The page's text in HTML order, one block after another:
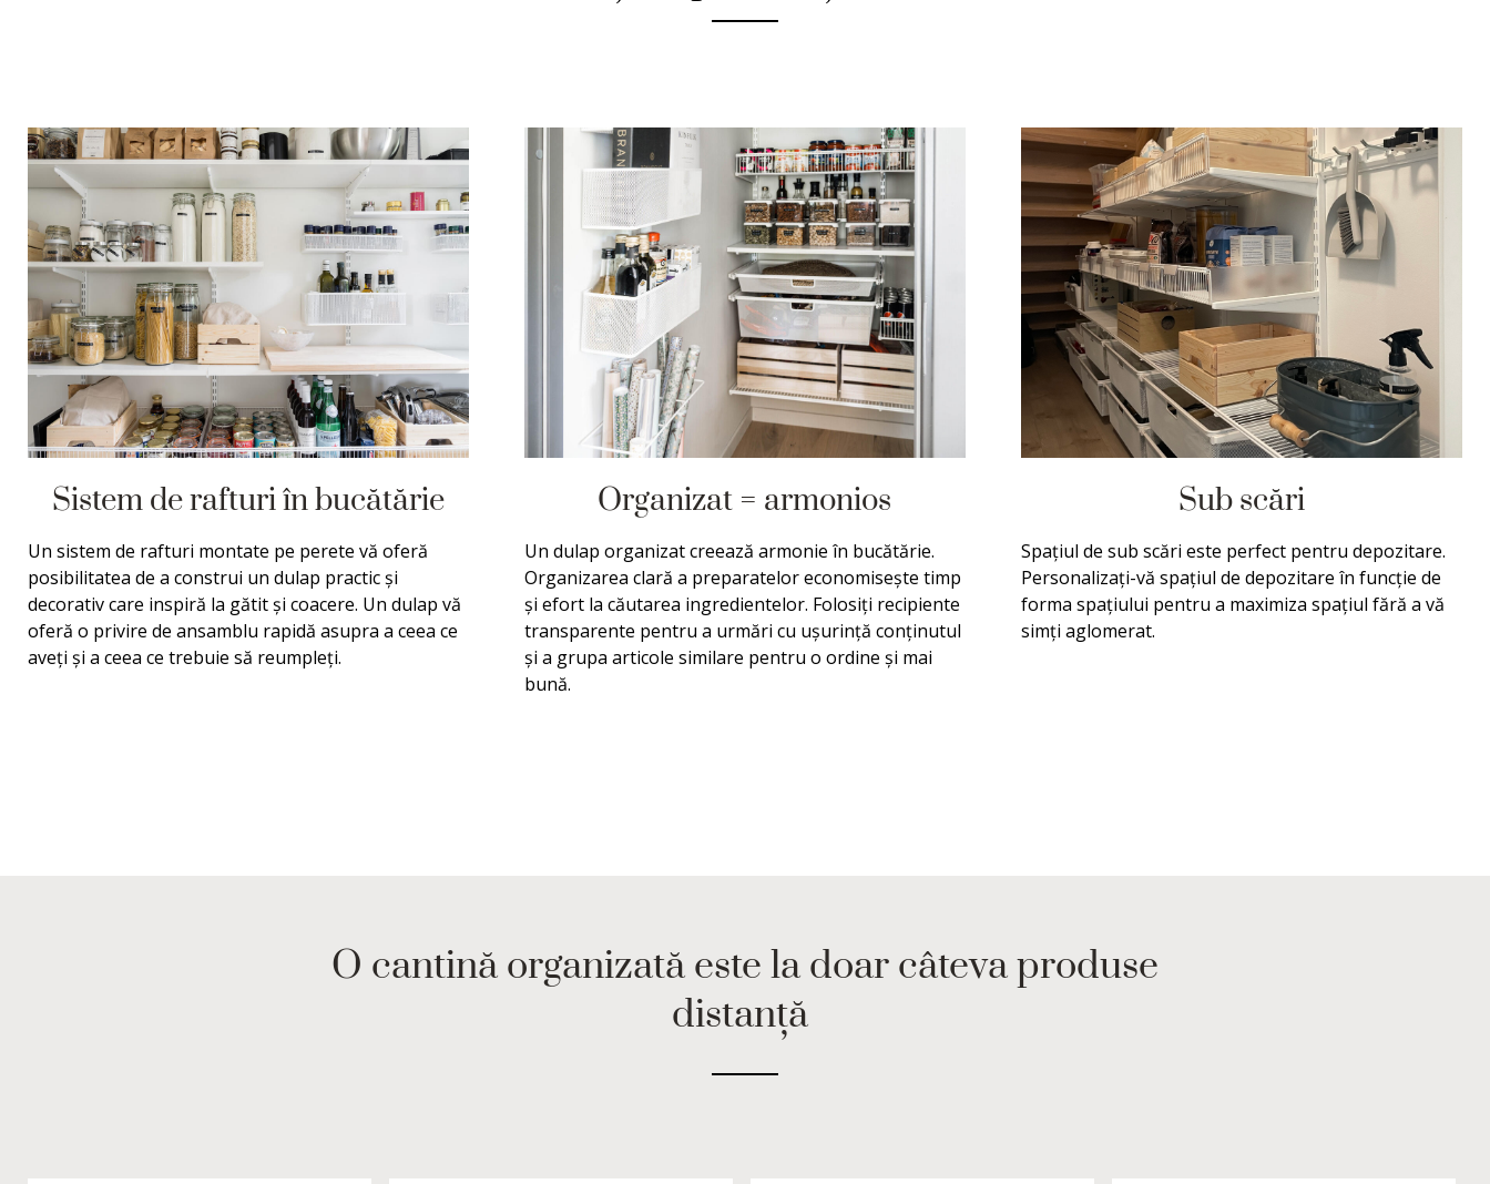
Sistem de rafturi în bucătărie
Un sistem de rafturi montate pe perete vă oferă
posibilitatea de a construi un dulap practic și
decorativ care inspiră la gătit și coacere. Un dulap vă
oferă o privire de ansamblu rapidă asupra a ceea ce
aveți și a ceea ce trebuie să reumpleți.
Organizat = armonios
Un dulap organizat creează armonie în bucătărie.
Organizarea clară a preparatelor economisește timp
și efort la căutarea ingredientelor. Folosiți recipiente
transparente pentru a urmări cu ușurință conținutul
și a grupa articole similare pentru o ordine și mai
bună.
Sub scări
Spațiul de sub scări este perfect pentru depozitare.
Personalizați-vă spațiul de depozitare în funcție de
forma spațiului pentru a maximiza spațiul fără a vă
simți aglomerat.
O cantină organizată este la doar câteva produse
distanță